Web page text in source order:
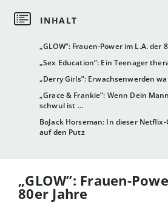
„GLOW”: Frauen-Power im L.A. der
„Sex Education”: Ein Teenager
„Derry Girls”: Erwachsenwerden
„Grace & Frankie”: Wenn Dein
schwul ist ...
BoJack Horseman: In dieser
auf den Putz
„GLOW”: Frauen-
80er Jahre